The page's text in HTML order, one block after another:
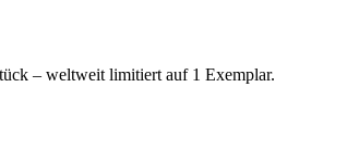
– weltweit limitiert auf 1 Exemplar.